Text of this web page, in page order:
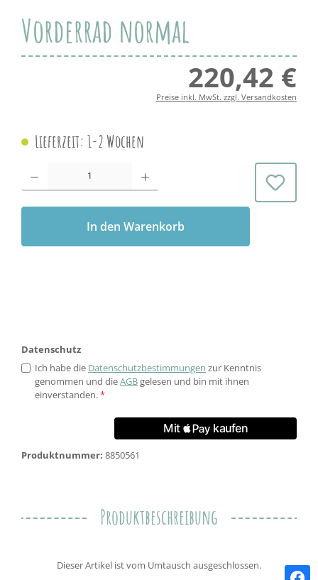
Vorderrad normal
220,42 €
Preise inkl. MwSt. zzgl. Versandkosten
Lieferzeit: 1-2 Wochen
Produkt Anzahl: Gib den gewünschten Wert ein oder benutze die
In den Warenkorb
Datenschutz
Ich habe die Datenschutzbestimmungen zur Kenntnis
genommen und dieAGBgelesen und bin mit ihnen
einverstanden.*
Produktnummer: 8850561
Produktbeschreibung
Dieser Artikel ist vom Umtausch ausgeschlossen.